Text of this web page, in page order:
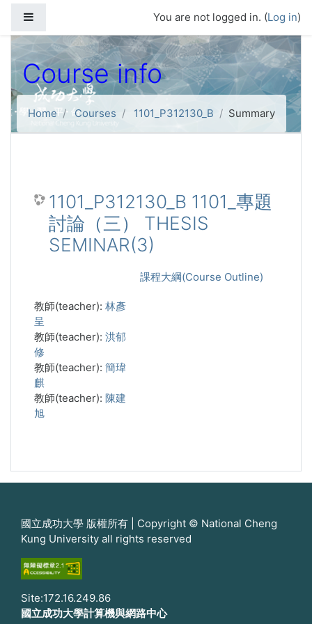
You are not logged in. (Log in)
Course info
Home Courses 1101_P312130_B Summary
1101_P312130_B 1101_專題
討論（三） THESIS
SEMINAR(3)
課程大綱(Course Outline)
教師(teacher): 林彥
呈
教師(teacher): 洪郁
修
教師(teacher): 簡瑋
麒
教師(teacher): 陳建
旭
國立成功大學 版權所有 | Copyright © National Cheng
Kung University all rights reserved
Site:172.16.249.86
國立成功大學計算機與網路中心